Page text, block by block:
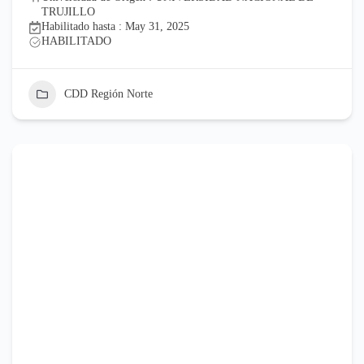
TRUJILLO
Habilitado hasta : May 31, 2025
HABILITADO
CDD Región Norte